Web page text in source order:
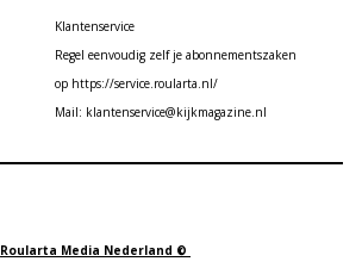
Klantenservice
Regel eenvoudig zelf je abonnementszaken
op https://service.roularta.nl/
Mail: klantenservice@kijkmagazine.nl
Roularta Media Nederland ©